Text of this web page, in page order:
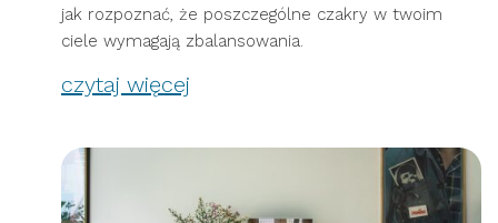
jak rozpoznać, że poszczególne czakry w twoim
ciele wymagają zbalansowania.
czytaj więcej